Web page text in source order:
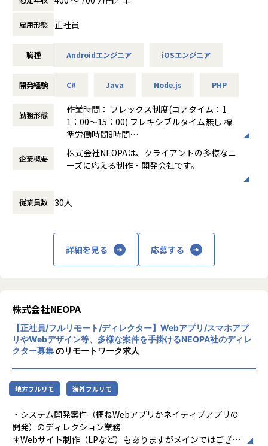
をはじめ、WebサイトやWebデザイン、Webアプリの開発な
どを幅広く担当。案件はクライアントとの直接取引で、社内
で企画から開発、運用までを一貫して行います。
トータルデザインを担当したほか、10万人以上のユーザーが
対応しています。
また、これまでIT企業が参入していなかった映画製作にも挑
戦。ITの力で世の中を良くすることを目指しつつ、分野にと
らわれず自分たちが価値を感じる事業に積極的に取り組んで
様々な活躍の場があります。他のエンジニアやデザイナーと
まずは得意な領域から始めるのでも構いませんし、新しい分
野にチャレンジも可能です。弊社クライアントから指定され
【業務の変更の範囲】
すべての業務への転換可能性あり
雇用形態 正社員
職種 Androidエンジニア iOSエンジニア
開発経験 C# Java Node.js PHP
勤務形態
作業時間： フレックス制度(コアタイム：1
1：00～15：00) フレキシブルタイム無し 標
準労働時間8時間
働き方：
フレックス制（コアタイムあり）
時間外労働の有無： 有（月平均20時間）
休憩時間： 60分
企業概要
株式会社NEOPAは、クライアントの多様なニ
ーズに応える制作・開発会社です。
ホアプリの開発をはじめ、WebサイトやWeb
ます。
これを強みとして、アパレル上場企業の会員
セスするファンサイトの運用・改善を継続し
て対応しています。
また、これまでIT企業が参入していなかった
映画製作にも挑戦。ITの力で世の中を良くす
ることを目指しつつ、分野にとらわれず自分
たちが価値を感じる事業に積極的に取り組ん
でいます。
従業員数 30人
詳細を見る 応募する
株式会社NEOPA
【正社員/フルリモート/ディレクター】Webアプリ/スマホアプ
リやWebデザイン等、多様な案件を手掛けるNEOPA社のディレ
クター募集のリモートワーク求人
地方フルリモ 海外フルリモ
・システム開発案件（概ねWebアプリかネイティブアプリの
開発）のディレクション業務
＊Webサイト制作（LPなど）もありますがメインではござい